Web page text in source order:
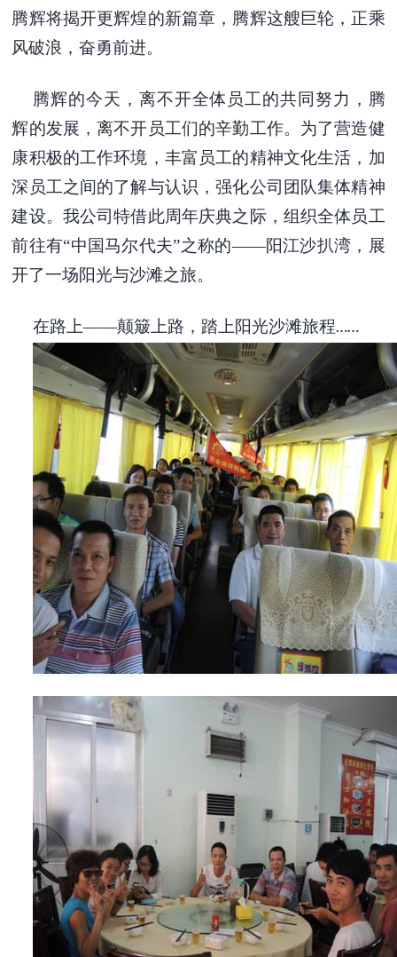
腾辉将揭开更辉煌的新篇章，腾辉这艘巨轮，正乘
风破浪，奋勇前进。
腾辉的今天，离不开全体员工的共同努力，腾
辉的发展，离不开员工们的辛勤工作。为了营造健
康积极的工作环境，丰富员工的精神文化生活，加
深员工之间的了解与认识，强化公司团队集体精神
建设。我公司特借此周年庆典之际，组织全体员工
前往有“中国马尔代夫”之称的——阳江沙扒湾，展
开了一场阳光与沙滩之旅。
在路上——颠簸上路，踏上阳光沙滩旅程……